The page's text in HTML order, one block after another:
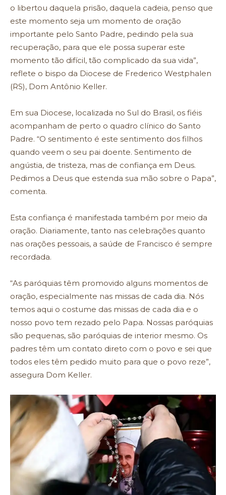
o libertou daquela prisão, daquela cadeia, penso que
este momento seja um momento de oração
importante pelo Santo Padre, pedindo pela sua
recuperação, para que ele possa superar este
momento tão difícil, tão complicado da sua vida”,
reflete o bispo da Diocese de Frederico Westphalen
(RS), Dom Antônio Keller.
Em sua Diocese, localizada no Sul do Brasil, os fiéis
acompanham de perto o quadro clínico do Santo
Padre. “O sentimento é este sentimento dos filhos
quando veem o seu pai doente. Sentimento de
angústia, de tristeza, mas de confiança em Deus.
Pedimos a Deus que estenda sua mão sobre o Papa”,
comenta.
Esta confiança é manifestada também por meio da
oração. Diariamente, tanto nas celebrações quanto
nas orações pessoais, a saúde de Francisco é sempre
recordada.
“As paróquias têm promovido alguns momentos de
oração, especialmente nas missas de cada dia. Nós
temos aqui o costume das missas de cada dia e o
nosso povo tem rezado pelo Papa. Nossas paróquias
são pequenas, são paróquias de interior mesmo. Os
padres têm um contato direto com o povo e sei que
todos eles têm pedido muito para que o povo reze”,
assegura Dom Keller.